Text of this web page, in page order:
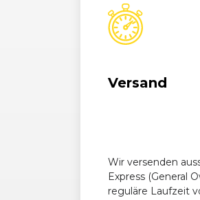
Versand
Wir versenden
Express (General
reguläre Laufzeit